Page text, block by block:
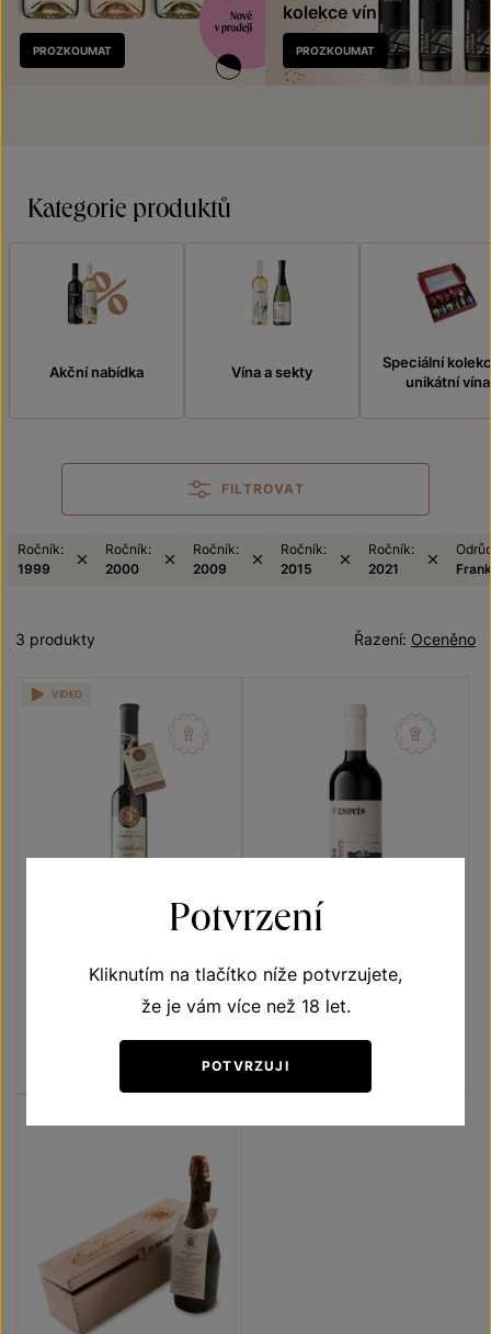
Nově
v prodeji
PROZKOUMAT
kolekce vín
PROZKOUMAT
Kategorie produktů
Akční nabídka Vína a sekty
Speciální
unikátní vína
FILTROVAT
Ročník:
1999
Ročník:
2000
Ročník:
2009
Ročník:
2015
Ročník:
2021
Oceněno
Řazení:
3 produkty
Frankovka
Přívlastková vína z VS
Lechovice
slámové víno 2015
Šarže 1526
VIDEO
Frankovka
Terroir - toulky vinicemi
Šarže 1411
Potvrzení
Kliknutím na tlačítko níže potvrzujete,
že je vám více než 18 let.
POTVRZUJI